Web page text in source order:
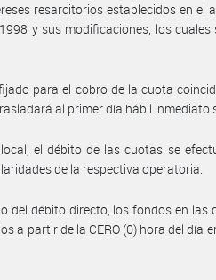
resarcitorios establecidos en el
y sus modificaciones, los
para el cobro de la cuota
al primer día hábil inmediato
el débito de las cuotas se
de la respectiva operatoria.
del débito directo, los fondos en las
a partir de la CERO (0) hora del día